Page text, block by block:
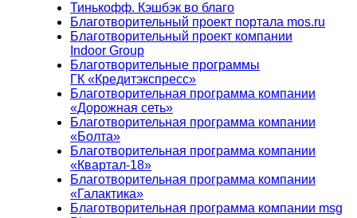
Тинькофф. Кэшбэк во благо
Благотворительный проект портала mos.ru
Благотворительный проект компании
Indoor Group
Благотворительные программы
ГК «Кредитэкспресс»
Благотворительная программа компании
«Дорожная сеть»
Благотворительная программа компании
«Болта»
Благотворительная программа компании
«Квартал-18»
Благотворительная программа компании
«Галактика»
Благотворительная программа компании msg